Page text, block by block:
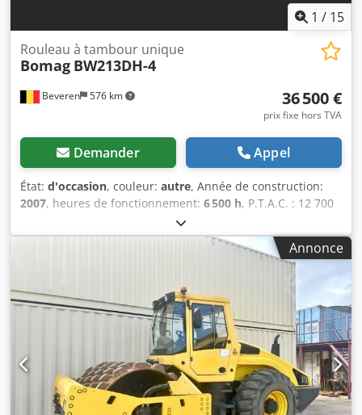
1 / 15
Beveren 576 km
Rouleau à tambour unique
Bomag BW213DH-4
36 500 €
prix fixe hors TVA
Demander Appel
État: d'occasion, couleur: autre, Année de construction:
2007, heures de fonctionnement: 6 500 h, P.T.A.C. : 12 700
kg Marque du moteur : Deutz Marquage CE : oui Cedpey R
Uwrofx Abkerf Numéro de série : 101582511260 Machines
à vendre ! Parcourez notre site pour découvrir une vaste
sélection de machines prêtes à l’achat. Nous disposons de
plus d’options que celles présentées en ligne, n’hésitez pas
à nous appeler ou à nous écrire à tout moment. Toutes nos
machines sont entièrement révisées et contrôlées pour
leur fiabilité. Besoin de photos ? Contactez-nous et nous
vous les transmettrons rapidement. Nous sommes à votre
service en néerlandais, anglais, français, allemand,
espagnol et russe. Découvrez notre large gamme de
machines fiables.
Annonce